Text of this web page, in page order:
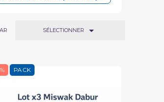
SÉLECTIONNER 
PACK